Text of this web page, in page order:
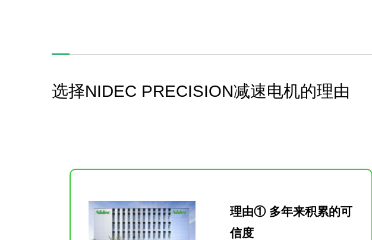
选择NIDEC PRECISION减速电机的理由
理由① 多年来积累的可
信度